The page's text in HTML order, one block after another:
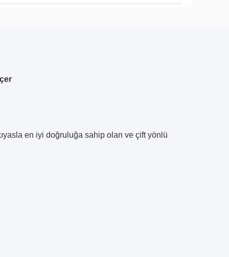
en iyi doğruluğa sahip olan ve çift yönlü